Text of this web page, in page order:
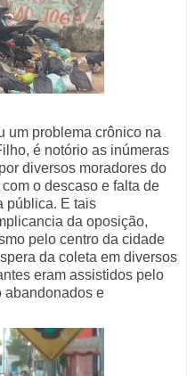
um problema crônico na
é notório as inúmeras
diversos moradores do
o descaso e falta de
pública. E tais
da oposição,
pelo centro da cidade
da coleta em diversos
eram assistidos pelo
abandonados e